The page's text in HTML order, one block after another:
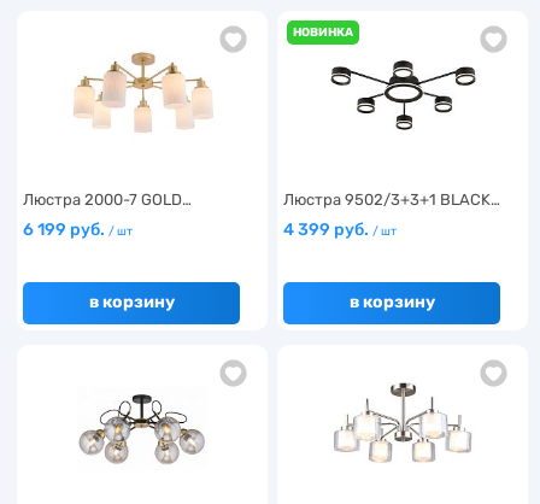
Люстра 2000-7 GOLD…
6 199 руб. / шт
в корзину
НОВИНКА
Люстра 9502/3+3+1 BLACK…
4 399 руб. / шт
в корзину